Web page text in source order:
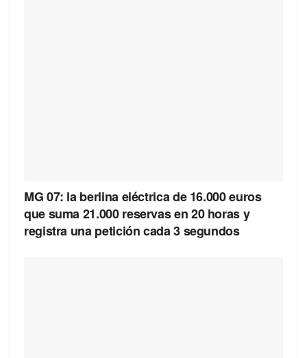
MG 07: la berlina eléctrica de 16.000 euros
que suma 21.000 reservas en 20 horas y
registra una petición cada 3 segundos